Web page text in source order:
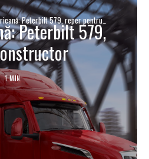
Peterbilt 579, reper pentru
Peterbilt 579,
1 MIN.